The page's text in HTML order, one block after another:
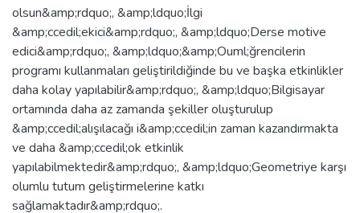
olsun&amp;rdquo;, &amp;ldquo;İlgi
&amp;ccedil;ekici&amp;rdquo;, &amp;ldquo;Derse motive
edici&amp;rdquo;, &amp;ldquo;&amp;Ouml;ğrencilerin
programı kullanmaları geliştirildiğinde bu ve başka etkinlikler
daha kolay yapılabilir&amp;rdquo;, &amp;ldquo;Bilgisayar
ortamında daha az zamanda şekiller oluşturulup
&amp;ccedil;alışılacağı i&amp;ccedil;in zaman kazandırmakta
ve daha &amp;ccedil;ok etkinlik
yapılabilmektedir&amp;rdquo;, &amp;ldquo;Geometriye karşı
olumlu tutum geliştirmelerine katkı
sağlamaktadır&amp;rdquo;.